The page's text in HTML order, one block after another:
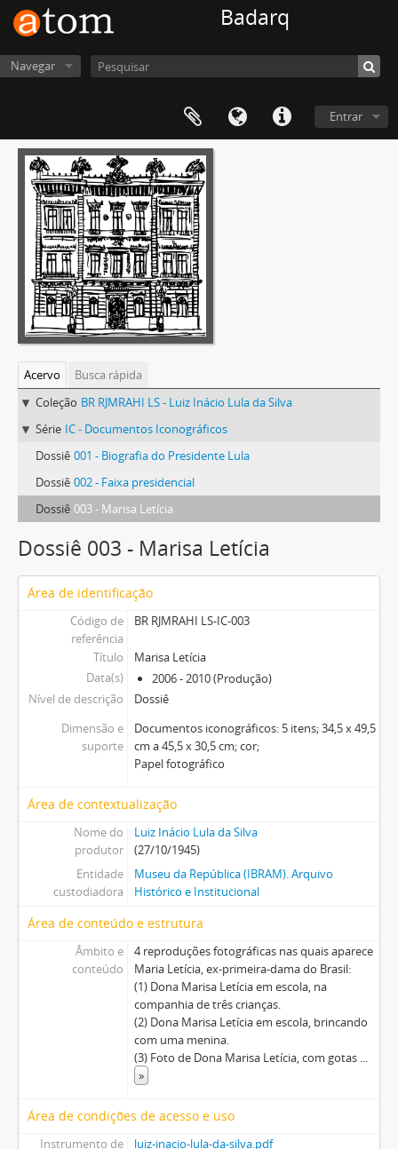
Badarq
Navegar
Entrar
Acervo
Busca rápida
Coleção BR RJMRAHI LS - Luiz Inácio Lula da Silva
Série IC - Documentos Iconográficos
Dossiê 001 - Biografia do Presidente Lula
Dossiê 002 - Faixa presidencial
Dossiê 003 - Marisa Letícia
Dossiê 003 - Marisa Letícia
Área de identificação
Código de
referência
BR RJMRAHI LS-IC-003
Título
Marisa Letícia
Data(s)
2006 - 2010 (Produção)
Nível de descrição
Dossiê
Dimensão e
suporte
Documentos iconográficos: 5 itens; 34,5 x 49,5
cm a 45,5 x 30,5 cm; cor;
Papel fotográfico
Área de contextualização
Nome do
produtor
Luiz Inácio Lula da Silva
(27/10/1945)
Entidade
custodiadora
Museu da República (IBRAM). Arquivo
Histórico e Institucional
Área de conteúdo e estrutura
Âmbito e
conteúdo
4 reproduções fotográficas nas quais aparece
Maria Letícia, ex-primeira-dama do Brasil:
(1) Dona Marisa Letícia em escola, na
companhia de três crianças.
(2) Dona Marisa Letícia em escola, brincando
com uma menina.
(3) Foto de Dona Marisa Letícia, com gotas ...
»
Área de condições de acesso e uso
Instrumento de
luiz-inacio-lula-da-silva.pdf